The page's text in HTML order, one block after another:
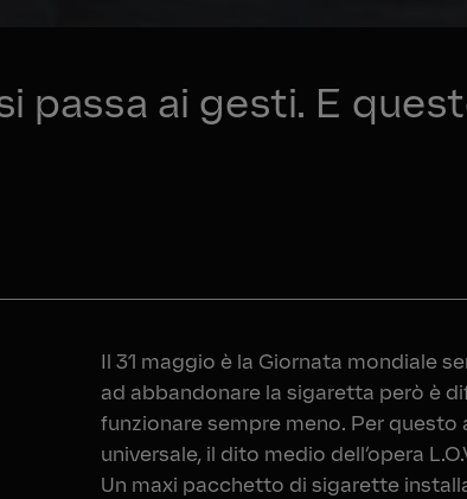
passa ai gesti. E
Il 31 maggio è la Giornata mondiale
ad abbandonare la sigaretta però è
funzionare sempre meno. Per
universale, il dito medio dell’opera
Un maxi pacchetto di sigarette